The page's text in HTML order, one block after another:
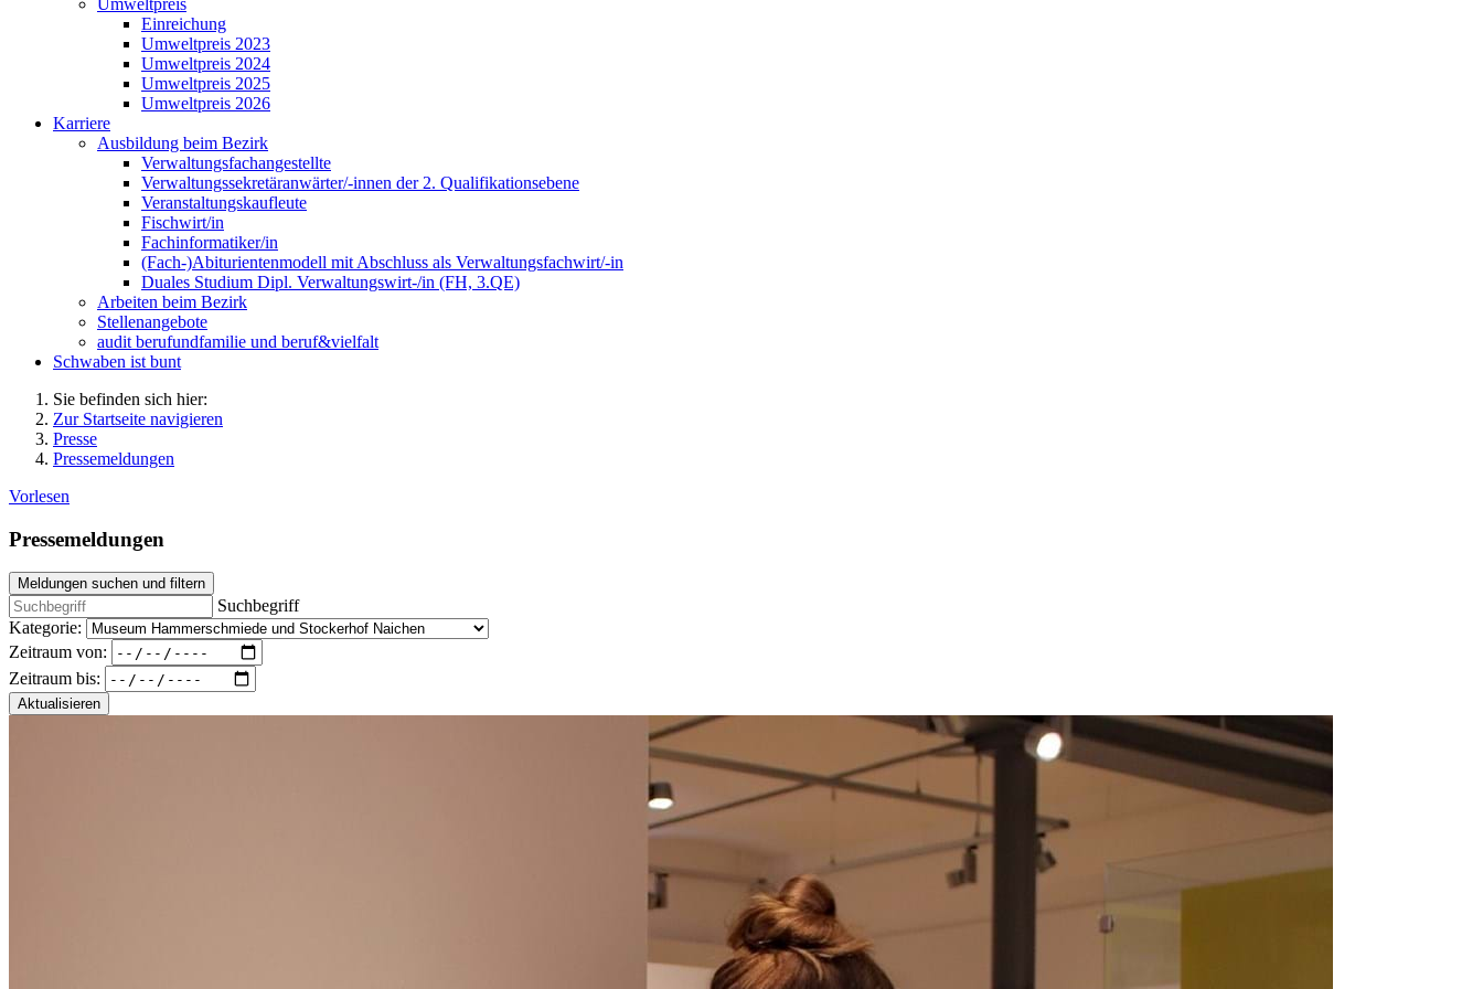
Umweltpreis
Einreichung
Umweltpreis 2023
Umweltpreis 2024
Umweltpreis 2025
Umweltpreis 2026
Karriere
Ausbildung beim Bezirk
Verwaltungsfachangestellte
Verwaltungssekretäranwärter/-innen der 2. Qualifikationsebene
Veranstaltungskaufleute
Fischwirt/in
Fachinformatiker/in
(Fach-)Abiturientenmodell mit Abschluss als Verwaltungsfachwirt/-in
Duales Studium Dipl. Verwaltungswirt-/in (FH, 3.QE)
Arbeiten beim Bezirk
Stellenangebote
audit berufundfamilie und beruf&vielfalt
Schwaben ist bunt
Sie befinden sich hier:
Zur Startseite navigieren
Presse
Pressemeldungen
Vorlesen
Pressemeldungen
Meldungen suchen und filtern
Suchbegriff
Kategorie:
Zeitraum von:
Zeitraum bis:
Aktualisieren